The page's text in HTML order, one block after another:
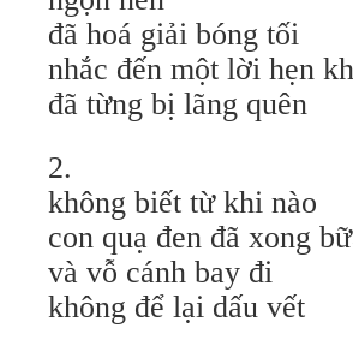
đã hoá giải bóng tối
nhắc đến một lời hẹn
đã từng bị lãng quên
2.
không biết từ khi nào
con quạ đen đã xong
và vỗ cánh bay đi
không để lại dấu vết